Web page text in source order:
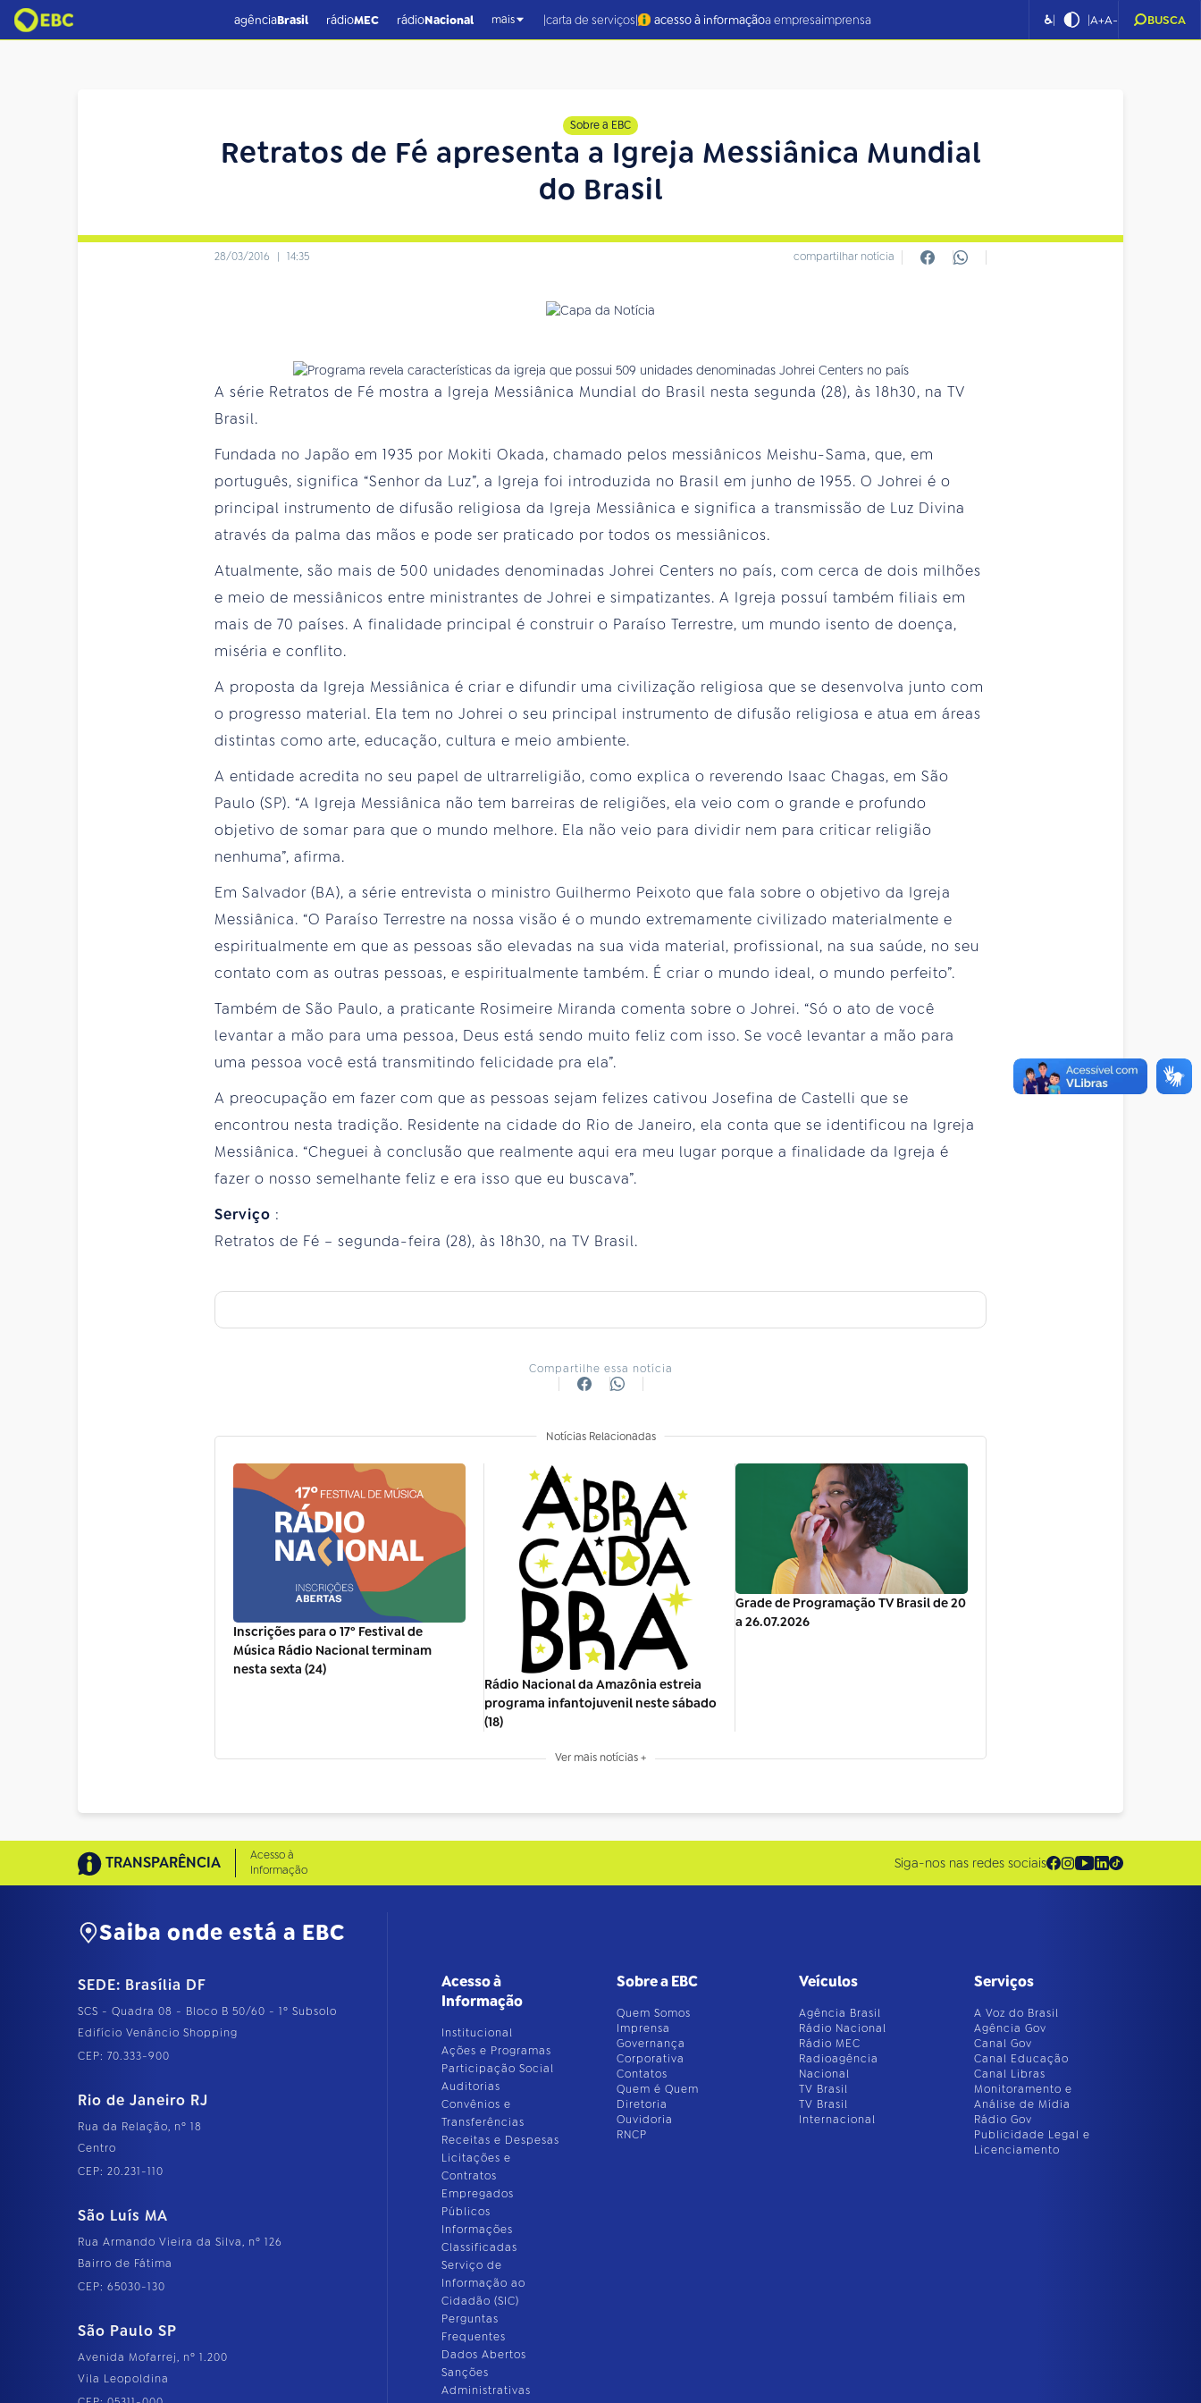
agênciaBrasil rádioMEC rádioNacional mais |carta de serviços| acesso à informaçãoa empresaimprensa ♿| |A+A- BUSCA
Sobre a EBC
Retratos de Fé apresenta a Igreja Messiânica Mundial
do Brasil
28/03/2016 | 14:35 compartilhar notícia
A série Retratos de Fé mostra a Igreja Messiânica Mundial do Brasil nesta segunda (28), às 18h30, na TV
Brasil.
Fundada no Japão em 1935 por Mokiti Okada, chamado pelos messiânicos Meishu-Sama, que, em
português, significa “Senhor da Luz”, a Igreja foi introduzida no Brasil em junho de 1955. O Johrei é o
principal instrumento de difusão religiosa da Igreja Messiânica e significa a transmissão de Luz Divina
através da palma das mãos e pode ser praticado por todos os messiânicos.
Atualmente, são mais de 500 unidades denominadas Johrei Centers no país, com cerca de dois milhões
e meio de messiânicos entre ministrantes de Johrei e simpatizantes. A Igreja possuí também filiais em
mais de 70 países. A finalidade principal é construir o Paraíso Terrestre, um mundo isento de doença,
miséria e conflito.
A proposta da Igreja Messiânica é criar e difundir uma civilização religiosa que se desenvolva junto com
o progresso material. Ela tem no Johrei o seu principal instrumento de difusão religiosa e atua em áreas
distintas como arte, educação, cultura e meio ambiente.
A entidade acredita no seu papel de ultrarreligião, como explica o reverendo Isaac Chagas, em São
Paulo (SP). “A Igreja Messiânica não tem barreiras de religiões, ela veio com o grande e profundo
objetivo de somar para que o mundo melhore. Ela não veio para dividir nem para criticar religião
nenhuma”, afirma.
Em Salvador (BA), a série entrevista o ministro Guilhermo Peixoto que fala sobre o objetivo da Igreja
Messiânica. “O Paraíso Terrestre na nossa visão é o mundo extremamente civilizado materialmente e
espiritualmente em que as pessoas são elevadas na sua vida material, profissional, na sua saúde, no seu
contato com as outras pessoas, e espiritualmente também. É criar o mundo ideal, o mundo perfeito”.
Também de São Paulo, a praticante Rosimeire Miranda comenta sobre o Johrei. “Só o ato de você
levantar a mão para uma pessoa, Deus está sendo muito feliz com isso. Se você levantar a mão para
uma pessoa você está transmitindo felicidade pra ela”.
A preocupação em fazer com que as pessoas sejam felizes cativou Josefina de Castelli que se
encontrou nesta tradição. Residente na cidade do Rio de Janeiro, ela conta que se identificou na Igreja
Messiânica. “Cheguei à conclusão que realmente aqui era meu lugar porque a finalidade da Igreja é
fazer o nosso semelhante feliz e era isso que eu buscava”.
Serviço :
Retratos de Fé – segunda-feira (28), às 18h30, na TV Brasil.
Compartilhe essa notícia
Notícias Relacionadas
Inscrições para o 17º Festival de
Música Rádio Nacional terminam
nesta sexta (24)
Rádio Nacional da Amazônia estreia
programa infantojuvenil neste sábado
(18)
Grade de Programação TV Brasil de 20
a 26.07.2026
Ver mais notícias +
TRANSPARÊNCIA
Acesso à
Informação
Siga-nos nas redes sociais
Saiba onde está a EBC
SEDE: Brasília DF
SCS - Quadra 08 - Bloco B 50/60 - 1º Subsolo
Edifício Venâncio Shopping
CEP: 70.333-900
Rio de Janeiro RJ
Rua da Relação, nº 18
Centro
CEP: 20.231-110
São Luís MA
Rua Armando Vieira da Silva, nº 126
Bairro de Fátima
CEP: 65030-130
São Paulo SP
Avenida Mofarrej, nº 1.200
Vila Leopoldina
Acesso à
Informação
Institucional
Ações e Programas
Participação Social
Auditorias
Convênios e
Transferências
Receitas e Despesas
Licitações e
Contratos
Empregados
Públicos
Informações
Classificadas
Serviço de
Informação ao
Cidadão (SIC)
Perguntas
Frequentes
Dados Abertos
Sanções
Administrativas
Sobre a EBC
Quem Somos
Imprensa
Governança
Corporativa
Contatos
Quem é Quem
Diretoria
Ouvidoria
RNCP
Veículos
Agência Brasil
Rádio Nacional
Rádio MEC
Radioagência
Nacional
TV Brasil
TV Brasil
Internacional
Serviços
A Voz do Brasil
Agência Gov
Canal Gov
Canal Educação
Canal Libras
Monitoramento e
Análise de Mídia
Rádio Gov
Publicidade Legal e
Licenciamento